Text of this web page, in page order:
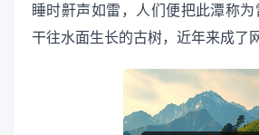
睡时鼾声如雷，人们便把此潭称
干往水面生长的古树，近年来成了